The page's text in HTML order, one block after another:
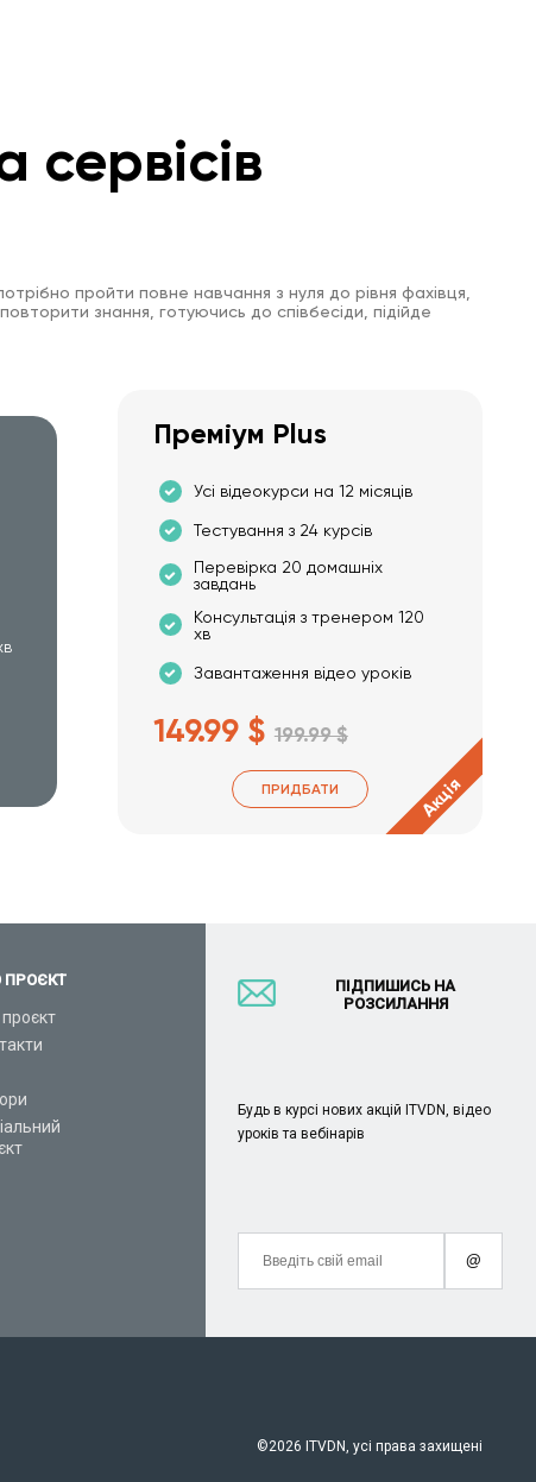
сервісів
пройти повне навчання з нуля до рівня фахівця,
знання, готуючись до співбесіди, підійде
Преміум Plus
Усі відеокурси на 12 місяців
Тестування з 24 курсів
Перевірка 20 домашніх
завдань
Консультація з тренером 120
хв
Завантаження відео уроків
149.99 $ 199.99 $
ПРИДБАТИ Акція
ПРОЄКТ
ПІДПИШИСЬ НА
РОЗСИЛАННЯ
Будь в курсі нових акцій ITVDN, відео
уроків та вебінарів
@
©2026 ITVDN, усі права захищені